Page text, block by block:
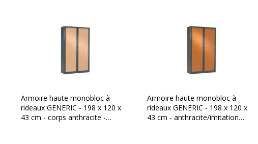
Type d'installation
Caracteristiques de montage Déjà monté
Armoire haute monobloc à
rideaux GENERIC - 198 x 120 x
43 cm - corps anthracite -
Armoire haute monobloc à
rideaux GENERIC - 198 x 120 x
43 cm - anthracite/imitation